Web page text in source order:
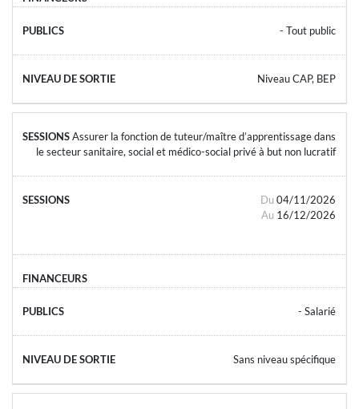
- Tout public
Niveau CAP, BEP
Assurer la fonction de tuteur/maître d’apprentissage dans
le secteur sanitaire, social et médico-social privé à but non lucratif
Du 04/11/2026
Au 16/12/2026
- Salarié
Sans niveau spécifique